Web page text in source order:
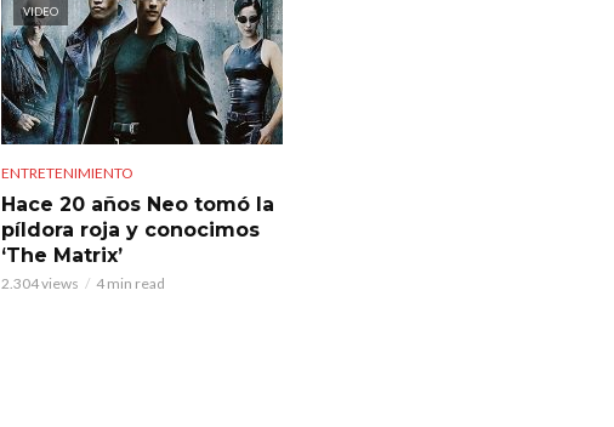
VIDEO
ENTRETENIMIENTO
Hace 20 años Neo tomó la
píldora roja y conocimos
‘The Matrix’
2.304 views 4 min read